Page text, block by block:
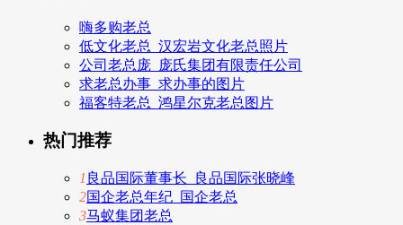
嗨多购老总
低文化老总_汉宏岩文化老总照片
公司老总庞_庞氏集团有限责任公司
求老总办事_求办事的图片
福客特老总_鸿星尔克老总图片
热门推荐
1 良品国际董事长_良品国际张晓峰
2国企老总年纪_国企老总
3马蚁集团老总